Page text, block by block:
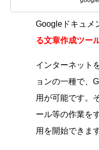
Googleドキュメ
る文章作成ツー
インターネット
ョンの一種で、
用が可能です。
ール等の作業を
用を開始できます